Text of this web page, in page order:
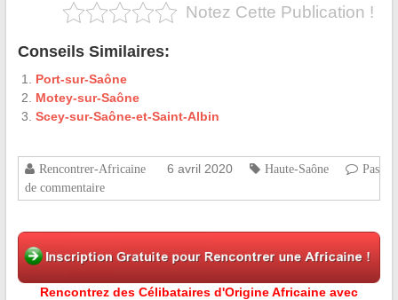
Notez Cette Publication !
Conseils Similaires:
Port-sur-Saône
Motey-sur-Saône
Scey-sur-Saône-et-Saint-Albin
Rencontrer-Africaine 6 avril 2020 Haute-Saône
Pas
de commentaire
Rencontrez des Célibataires d'Origine Africaine avec